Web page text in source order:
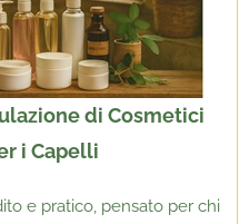
di Cosmetici
i Capelli
e pratico, pensato per chi